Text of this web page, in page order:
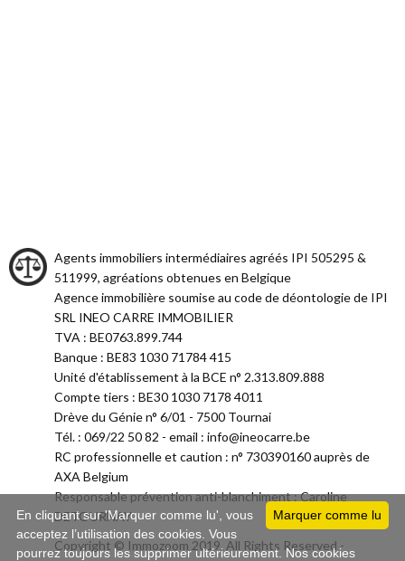
Agents immobiliers intermédiaires agréés IPI 505295 &
511999, agréations obtenues en Belgique
Agence immobilière soumise au code de déontologie de IPI
SRL INEO CARRE IMMOBILIER
TVA : BE0763.899.744
Banque : BE83 1030 71784 415
Unité d'établissement à la BCE n° 2.313.809.888
Compte tiers : BE30 1030 7178 4011
Drève du Génie n° 6/01 - 7500 Tournai
Tél. : 069/22 50 82 - email : info@ineocarre.be
RC professionnelle et caution : n° 730390160 auprès de
AXA Belgium
Responsable prévention anti-blanchiment : Caroline
DETOURNAY
Copyright © Immozoom 2019. All Rights Reserved -
Marquer comme lu
En cliquant sur 'Marquer comme lu', vous
acceptez l’utilisation des cookies. Vous
pourrez toujours les supprimer ultérieurement. Nos cookies